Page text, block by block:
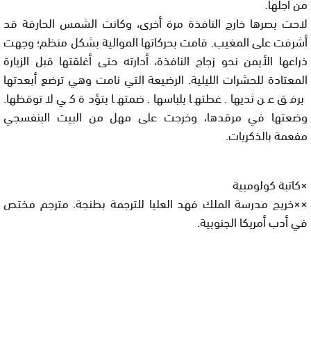
لاحت بصرها خارج النافذة مرة أخرى، وكانت الشمس الحارقة قد
أشرفت على المغيب. قامت بحركاتها الموالية بشكل منظم؛ وجهت
ذراعها الأيمن نحو زجاج النافذة، أدارته حتى أغلقتها قبل الزيارة
المعتادة للحشرات الليلية. الرضيعة التي نامت وهي ترضع أبعدتها
برفق عن ثديها. غطتها بلباسها. ضمتها بتؤدة كي لا توقظها.
وضعتها في مرقدها، وخرجت على مهل من البيت البنفسجي
مفعمة بالذكريات.
×كاتبة كولومبية
××خريج مدرسة الملك فهد العليا للترجمة بطنجة. مترجم مختص
في أدب أمريكا الجنوبية.